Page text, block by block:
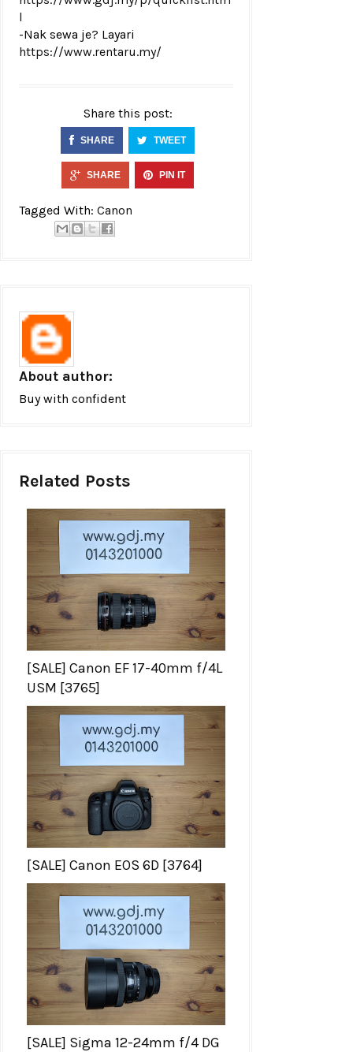
l
-Nak sewa je? Layari
https://www.rentaru.my/
Share this post:
SHARE TWEET
SHARE PIN IT
Tagged With: Canon
About author:
Buy with confident
Related Posts
[SALE] Canon EF 17-40mm f/4L
USM [3765]
[SALE] Canon EOS 6D [3764]
[SALE] Sigma 12-24mm f/4 DG